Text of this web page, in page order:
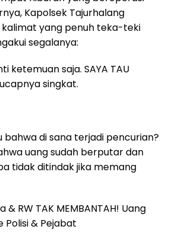
Kapolsek Tajurhalang
yang penuh teka-teki
segalanya:
ketemuan saja. SAYA TAU
ucapnya singkat.
bahwa di sana terjadi pencurian?
uang sudah berputar dan
tidak ditindak jika memang
& RW TAK MEMBANTAH! Uang
Polisi & Pejabat